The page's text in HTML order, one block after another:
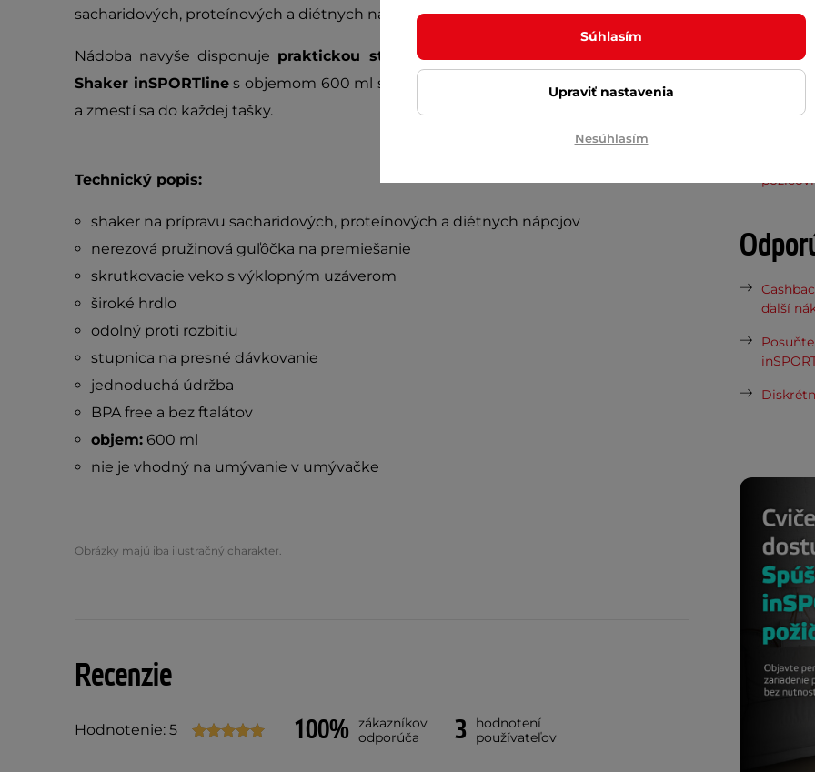
sacharidových, proteínových a diétnych nápojov.
Nádoba navyše disponuje praktickou stupnicou, ktorá zaistí presné dávkovanie.
Shaker inSPORTlines objemom 600 ml sa vďaka širokému hrdlu
jednoducho čistí
a zmestí sa do každej tašky.
Technický popis:
shaker na prípravu sacharidových, proteínových a diétnych nápojov
nerezová pružinová guľôčka na premiešanie
skrutkovacie veko s výklopným uzáverom
široké hrdlo
odolný proti rozbitiu
stupnica na presné dávkovanie
jednoduchá údržba
BPA free a bez ftalátov
objem:600 ml
nie je vhodný na umývanie v umývačke
Obrázky majú iba ilustračný charakter.
Recenzie
Hodnotenie: 5 100% zákazníkov
odporúča
3
hodnotení
používateľov
Vaša
ďalší
Súhlasím
Upraviť nastavenia
Nesúhlasím